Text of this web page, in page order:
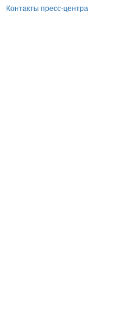
Контакты пресс-центра